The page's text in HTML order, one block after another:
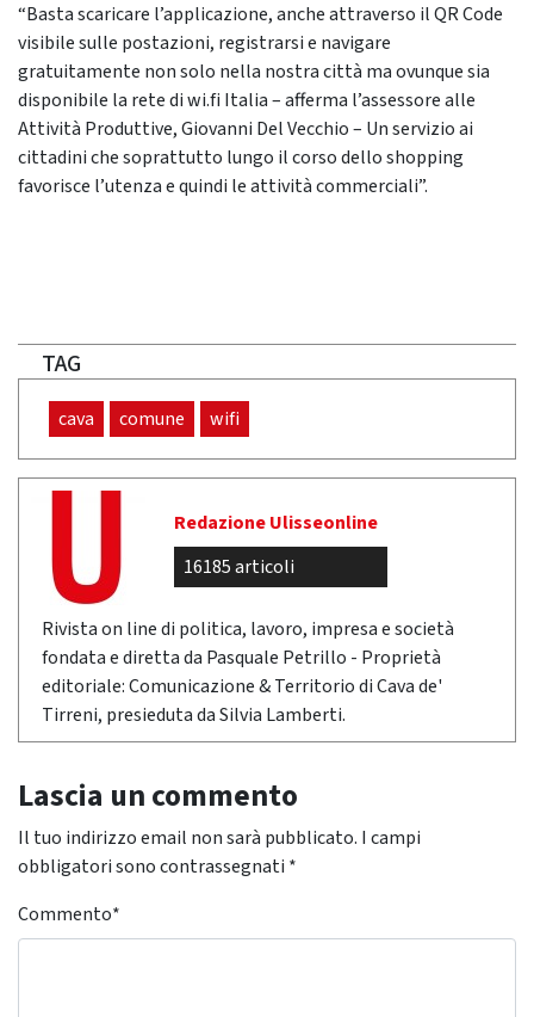
“Basta scaricare l’applicazione, anche attraverso il QR Code
visibile sulle postazioni, registrarsi e navigare
gratuitamente non solo nella nostra città ma ovunque sia
disponibile la rete di wi.fi Italia – afferma l’assessore alle
Attività Produttive, Giovanni Del Vecchio – Un servizio ai
cittadini che soprattutto lungo il corso dello shopping
favorisce l’utenza e quindi le attività commerciali”.
TAG
cava comune wifi
Redazione Ulisseonline
16185 articoli
Rivista on line di politica, lavoro, impresa e società
fondata e diretta da Pasquale Petrillo - Proprietà
editoriale: Comunicazione & Territorio di Cava de'
Tirreni, presieduta da Silvia Lamberti.
Lascia un commento
Il tuo indirizzo email non sarà pubblicato. I campi
obbligatori sono contrassegnati *
Commento*